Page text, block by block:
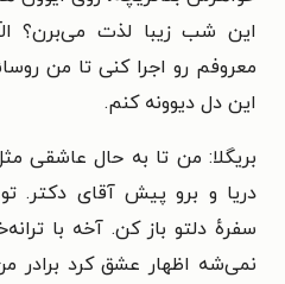
این شب زیبا لذت می‌برن؟
معروفم رو اجرا کنی تا من
این دل دیوونه کنم.
بریگلا: من تا به حال عاشقی
دریا و برو پیش آقای
سفرهٔ دلتو باز کن. آخه با
نمی‌شه اظهار عشق کرد برادر